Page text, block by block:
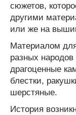
сюжетов,
другими
или же на
Материалом
разных
драгоценные
блестки,
шерстяные.
История